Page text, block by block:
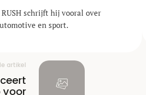
RUSH schrijft hij vooral over
en sport.
artikel
voor